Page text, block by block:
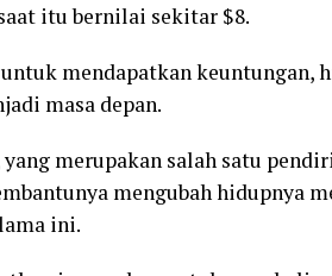
itu bernilai sekitar $8.
mendapatkan keuntungan,
masa depan.
merupakan salah satu
mengubah hidupnya
ini.